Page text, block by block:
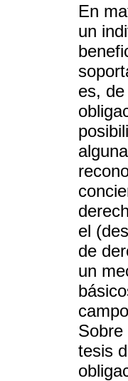
En
un
es,
el
de
un
tesis